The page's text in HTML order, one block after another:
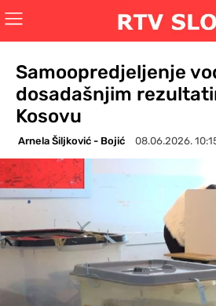
Samoopredjeljenje
dosadašnjim
Kosovu
Arnela Šiljković - Bojić 08.06.2026.